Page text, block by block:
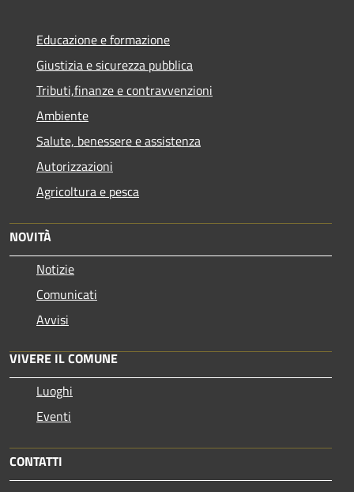
Educazione e formazione
Giustizia e sicurezza pubblica
Tributi,finanze e contravvenzioni
Ambiente
Salute, benessere e assistenza
Autorizzazioni
Agricoltura e pesca
NOVITÀ
Notizie
Comunicati
Avvisi
VIVERE IL COMUNE
Luoghi
Eventi
CONTATTI